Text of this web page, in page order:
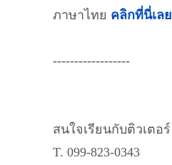
ภาษาไทย คลิกที่นี่เลย
------------------
สนใจเรียนกับติวเตอร์
T. 099-823-0343